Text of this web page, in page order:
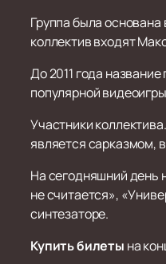
Группа была
коллектив входят
До 2011 года
популярной
Участники
является сарказмом,
На сегодняшний день
не считается»,
синтезаторе.
Купить билеты на